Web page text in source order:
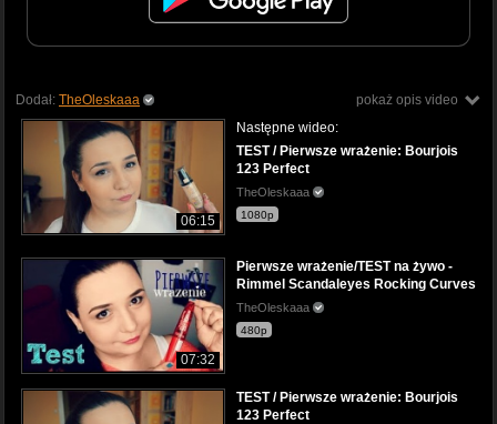
pokaż opis video
Dodał: TheOleskaaa
06:15
Następne wideo:
TEST / Pierwsze wrażenie: Bourjois
123 Perfect
TheOleskaaa
1080p
07:32
Pierwsze wrażenie/TEST na żywo -
Rimmel Scandaleyes Rocking Curves
TheOleskaaa
480p
TEST / Pierwsze wrażenie: Bourjois
123 Perfect